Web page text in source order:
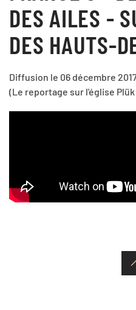
DES AILES -
DES HAUTS-
Diffusion le 06 décembre
(Le reportage sur l'église